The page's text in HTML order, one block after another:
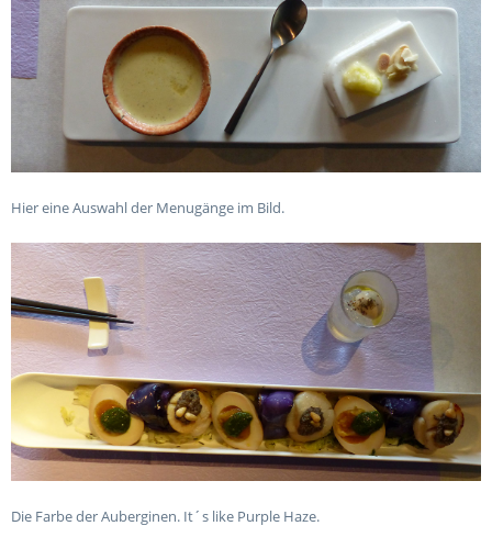
Hier eine Auswahl der Menugänge im Bild.
Die Farbe der Auberginen. It´s like Purple Haze.